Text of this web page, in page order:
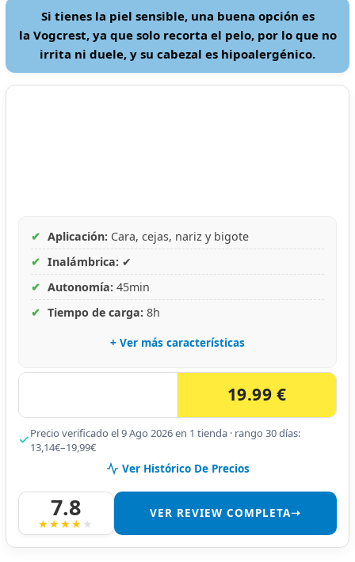
Si tienes la piel sensible, una buena opción es
la Vogcrest, ya que solo recorta el pelo, por lo que no
irrita ni duele, y su cabezal es hipoalergénico.
✔ Aplicación: Cara, cejas, nariz y bigote
✔ Inalámbrica: ✔
✔ Autonomía: 45min
✔ Tiempo de carga: 8h
+ Ver más características
19.99 €
Precio verificado el 9 Ago 2026 en 1 tienda · rango 30 días:
13,14€–19,99€
Ver Histórico De Precios
7.8 VER REVIEW COMPLETA➝